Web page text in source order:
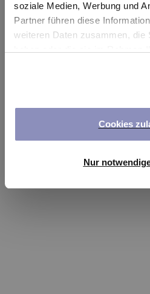
soziale Medien, Werbung und
Partner führen diese
weiteren Daten zusammen, die
anpassen oder widerrufen.
Cookies
Nur
Something went wrong.
app